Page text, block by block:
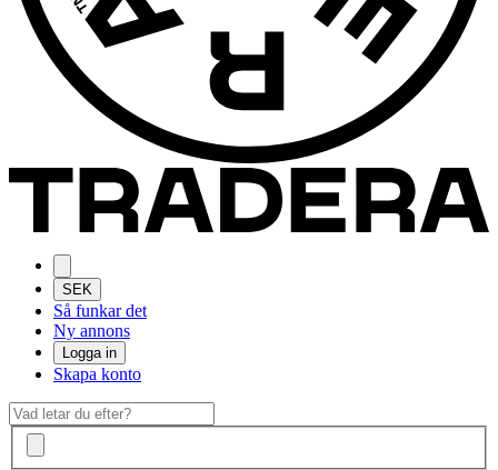
SEK
Så funkar det
Ny annons
Logga in
Skapa konto